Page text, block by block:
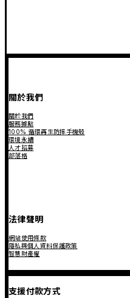
關於我們
關於我們
服務據點
100% 循環再生防摔手機殼
環境永續
人才招募
部落格
法律聲明
網站使用條款
隱私與個人資料保護政策
智慧財產權
支援付款方式